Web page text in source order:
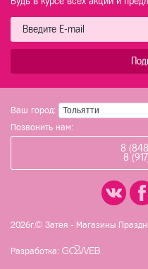
Ваш город: Тольятти
Позвонить нам:
8
8
2026г.© Затея - Магазины
Разработка: